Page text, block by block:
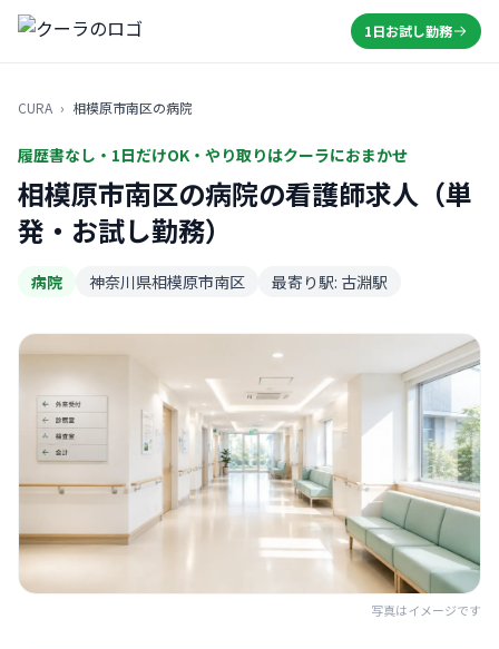
1日お試し勤務
CURA › 相模原市南区の病院
履歴書なし・1日だけOK・やり取りはクーラにおまかせ
相模原市南区の病院の看護師求人（単
発・お試し勤務）
病院 神奈川県相模原市南区 最寄り駅: 古淵駅
写真はイメージです